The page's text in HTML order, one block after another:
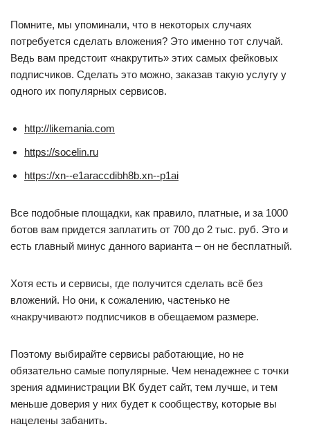
Помните, мы упоминали, что в некоторых случаях
потребуется сделать вложения? Это именно тот случай.
Ведь вам предстоит «накрутить» этих самых фейковых
подписчиков. Сделать это можно, заказав такую услугу у
одного их популярных сервисов.
http://likemania.com
https://socelin.ru
https://xn--e1araccdibh8b.xn--p1ai
Все подобные площадки, как правило, платные, и за 1000
ботов вам придется заплатить от 700 до 2 тыс. руб. Это и
есть главный минус данного варианта – он не бесплатный.
Хотя есть и сервисы, где получится сделать всё без
вложений. Но они, к сожалению, частенько не
«накручивают» подписчиков в обещаемом размере.
Поэтому выбирайте сервисы работающие, но не
обязательно самые популярные. Чем ненадежнее с точки
зрения администрации ВК будет сайт, тем лучше, и тем
меньше доверия у них будет к сообществу, которые вы
нацелены забанить.